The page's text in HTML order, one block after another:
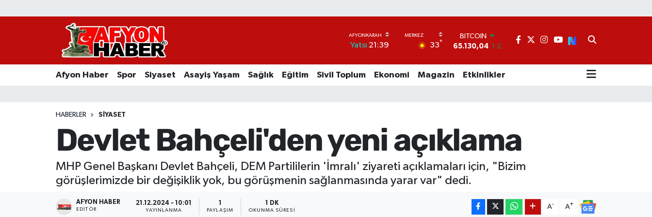
Yatsı 21:39 33°
BITCOIN
DOLAR
47,7106 0.17
STERLİN
13.773
Afyon Haber Spor Siyaset Asayiş Yaşam Sağlık Eğitim Sivil Toplum Ekonomi Magazin Etkinlikler
HABERLER SIYASET
Devlet Bahçeli'den yeni açıklama
MHP Genel Başkanı Devlet Bahçeli, DEM Partililerin 'İmralı' ziyareti açıklamaları için, "Bizim
görüşlerimizde bir değişiklik yok, bu görüşmenin sağlanmasında yarar var" dedi.
AFYON HABER
EDITÖR
21.12.2024 - 10:01
YAYINLANMA PAYLAŞIM
1 DK
OKUNMA SÜRESI
A- A+
Afyon Haber
Asayiş Yaşam
Sivil Toplum
Ekonomi